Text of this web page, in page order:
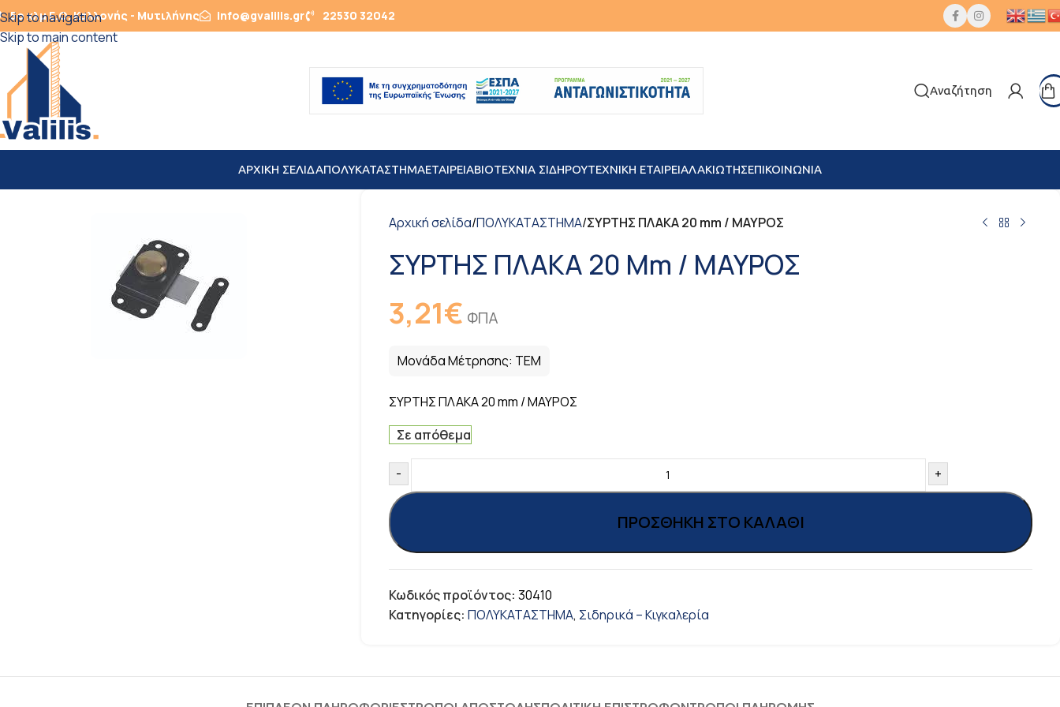
Skip to navigation
Skip to main content
5ο χλμ Ε.Ο. Καλλονής - Μυτιλήνης info@gvalilis.gr 22530 32042
Αναζήτηση
ΑΡΧΙΚΗ ΣΕΛΙΔΑΠΟΛΥΚΑΤΑΣΤΗΜΑΕΤΑΙΡΕΙΑΒΙΟΤΕΧΝΙΑ ΣΙΔΗΡΟΥTEXNIKH ΕΤΑΙΡΕΙΑΛΑΚΙΩΤΗΣΕΠΙΚΟΙΝΩΝΙΑ
Αρχική σελίδα/ΠΟΛΥΚΑΤΑΣΤΗΜΑ/ΣΥΡΤΗΣ ΠΛΑΚΑ 20 mm / ΜΑΥΡΟΣ
ΣΥΡΤΗΣ ΠΛΑΚΑ 20 Mm / ΜΑΥΡΟΣ
3,21€ ΦΠΑ
Μονάδα Μέτρησης: ΤΕΜ
ΣΥΡΤΗΣ ΠΛΑΚΑ 20 mm / ΜΑΥΡΟΣ
Σε απόθεμα
- +
ΠΡΟΣΘΉΚΗ ΣΤΟ ΚΑΛΆΘΙ
Κωδικός προϊόντος: 30410
Κατηγορίες: ΠΟΛΥΚΑΤΑΣΤΗΜΑ, Σιδηρικά – Κιγκαλερία